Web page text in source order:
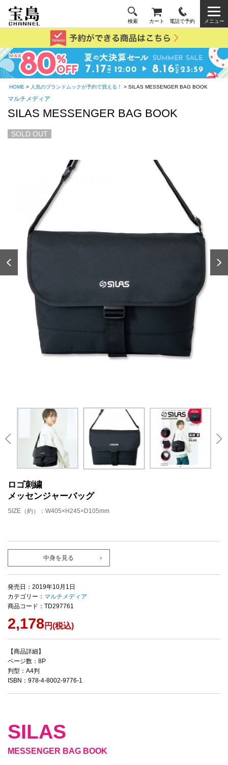
検索 カート 電話で予約 メニュー
HOME > 人気のブランドムックが予約で買える！ > SILAS MESSENGER BAG BOOK
マルチメディア
SILAS MESSENGER BAG BOOK
SOLD OUT
ロゴ刺繍
メッセンジャーバッグ
SIZE（約）：W405×H245×D105mm
中身を見る
発売日：2019年10月1日
カテゴリー： マルチメディア
商品コード：TD297761
2,178円(税込)
【商品詳細】
ページ数：8P
判型：A4判
ISBN：978-4-8002-9776-1
SILAS
MESSENGER BAG BOOK